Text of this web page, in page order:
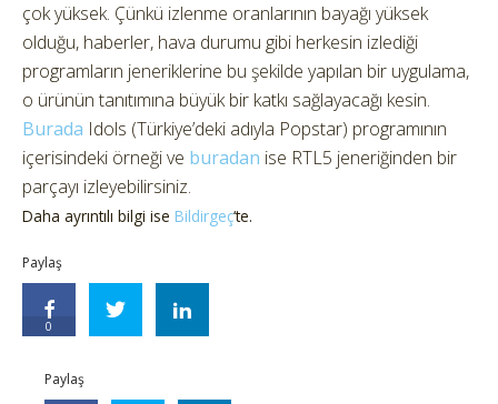
çok yüksek. Çünkü izlenme oranlarının bayağı yüksek
olduğu, haberler, hava durumu gibi herkesin izlediği
programların jeneriklerine bu şekilde yapılan bir uygulama,
o ürünün tanıtımına büyük bir katkı sağlayacağı kesin.
Burada Idols (Türkiye’deki adıyla Popstar) programının
içerisindeki örneği ve buradan ise RTL5 jeneriğinden bir
parçayı izleyebilirsiniz.
Daha ayrıntılı bilgi ise Bildirgeç‘te.
Paylaş
0
Paylaş